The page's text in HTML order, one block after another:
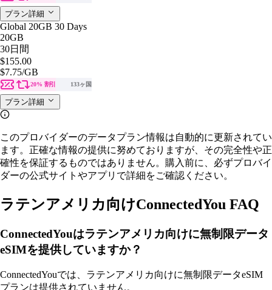
プラン詳細
Global 20GB 30 Days
20GB
30日間
$155.00
$7.75/GB
20% 割引 133ヶ国
プラン詳細
このプロバイダーのデータプラン情報は自動的に更新されてい
ます。正確な情報の提供に努めておりますが、その完全性や正
確性を保証するものではありません。購入前に、必ずプロバイ
ダーの公式サイトやアプリで詳細をご確認ください。
ラテンアメリカ向けConnectedYou FAQ
ConnectedYouはラテンアメリカ向けに無制限データ
eSIMを提供していますか？
ConnectedYouでは、ラテンアメリカ向けに無制限データeSIM
プランは提供されていません。